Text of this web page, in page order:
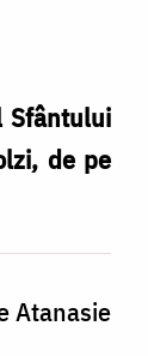
Sfântului
de pe
Atanasie